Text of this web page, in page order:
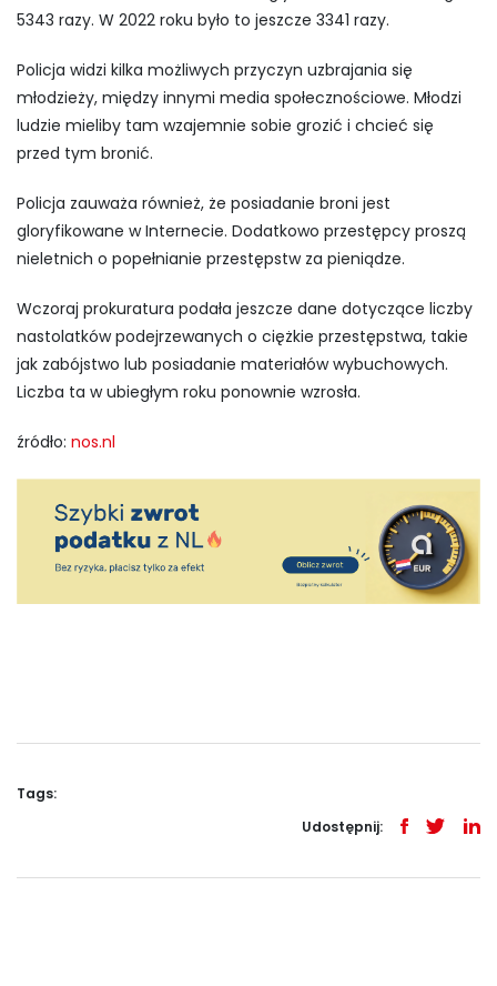
5343 razy. W 2022 roku było to jeszcze 3341 razy.
Policja widzi kilka możliwych przyczyn uzbrajania się
młodzieży, między innymi media społecznościowe. Młodzi
ludzie mieliby tam wzajemnie sobie grozić i chcieć się
przed tym bronić.
Policja zauważa również, że posiadanie broni jest
gloryfikowane w Internecie. Dodatkowo przestępcy proszą
nieletnich o popełnianie przestępstw za pieniądze.
Wczoraj prokuratura podała jeszcze dane dotyczące liczby
nastolatków podejrzewanych o ciężkie przestępstwa, takie
jak zabójstwo lub posiadanie materiałów wybuchowych.
Liczba ta w ubiegłym roku ponownie wzrosła.
źródło: nos.nl
Tags:
Udostępnij: